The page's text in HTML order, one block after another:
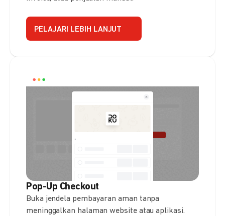
PELAJARI LEBIH LANJUT
Pop-Up Checkout
Buka jendela pembayaran aman tanpa
meninggalkan halaman website atau aplikasi.